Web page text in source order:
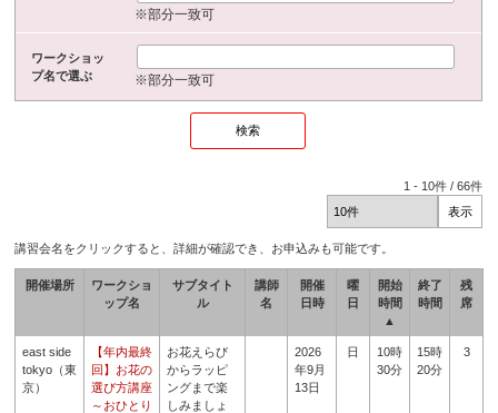
※部分一致可
ワークショッ
プ名で選ぶ
※部分一致可
1 - 10件 /66件
講習会名をクリックすると、詳細が確認でき、お申込みも可能です。
開催場所
ワークショ
ップ名
サブタイト
ル
講師
名
開催
日時
曜
日
開始
時間
▲
終了
時間
残
席
east side
tokyo（東
京）
【年内最終
回】お花の
選び方講座
～おひとり
お花えらび
からラッピ
ングまで楽
しみましょ
2026
年9月
13日
日
10時
30分
15時
20分
3